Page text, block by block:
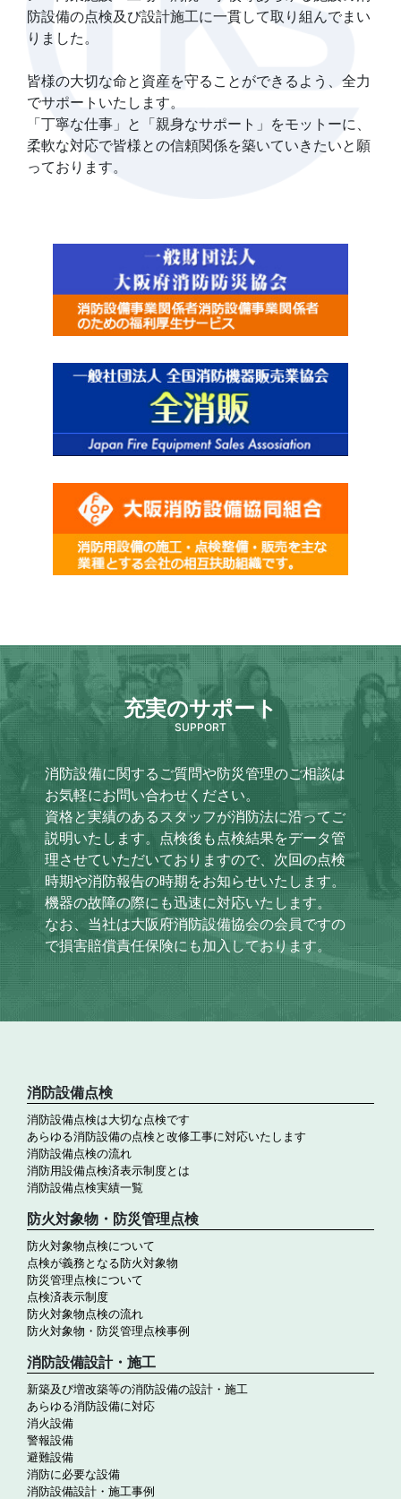
防設備の点検及び設計施工に一貫して取り組んでまい
りました。
皆様の大切な命と資産を守ることができるよう、全力
でサポートいたします。
「丁寧な仕事」と「親身なサポート」をモットーに、
柔軟な対応で皆様との信頼関係を築いていきたいと願
っております。
充実のサポート
SUPPORT
消防設備に関するご質問や防災管理のご相談は
お気軽にお問い合わせください。
資格と実績のあるスタッフが消防法に沿ってご
説明いたします。点検後も点検結果をデータ管
理させていただいておりますので、次回の点検
時期や消防報告の時期をお知らせいたします。
機器の故障の際にも迅速に対応いたします。
なお、当社は大阪府消防設備協会の会員ですの
で損害賠償責任保険にも加入しております。
消防設備点検
消防設備点検は大切な点検です
あらゆる消防設備の点検と改修工事に対応いたします
消防設備点検の流れ
消防用設備点検済表示制度とは
消防設備点検実績一覧
防火対象物・防災管理点検
防火対象物点検について
点検が義務となる防火対象物
防災管理点検について
点検済表示制度
防火対象物点検の流れ
防火対象物・防災管理点検事例
消防設備設計・施工
新築及び増改築等の消防設備の設計・施工
あらゆる消防設備に対応
消火設備
警報設備
避難設備
消防に必要な設備
消防設備設計・施工事例